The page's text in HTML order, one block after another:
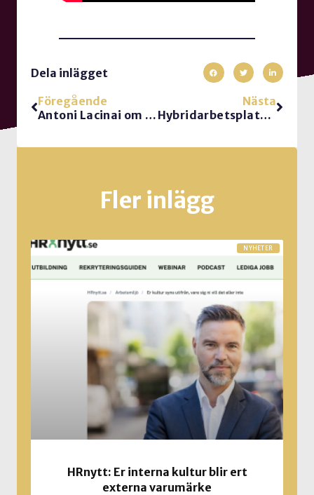
Dela inlägget
Föregående
Antoni Lacinai om arbetsglädje: Tre till elva positiva interaktioner på varje negativ
Nästa
Hybridarbetsplatser – det bästa av två världar!
Fler inlägg
NYHETER
HRnytt: Er interna kultur blir ert
externa varumärke